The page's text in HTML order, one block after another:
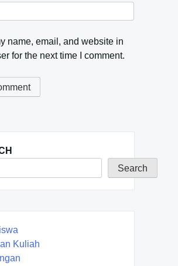
name, email, and website in
for the next time I comment.
Search
Kuliah